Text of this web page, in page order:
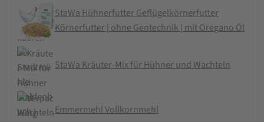
StaWa Hühnerfutter Geflügelkörnerfutter
Körnerfutter | ohne Gentechnik | mit Oregano Öl
StaWa Kräuter-Mix für Hühner und Wachteln
Emmermehl Vollkornmehl